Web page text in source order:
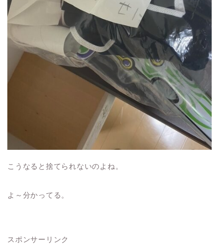
こうなると捨てられないのよね。
よ～分かってる。
スポンサーリンク